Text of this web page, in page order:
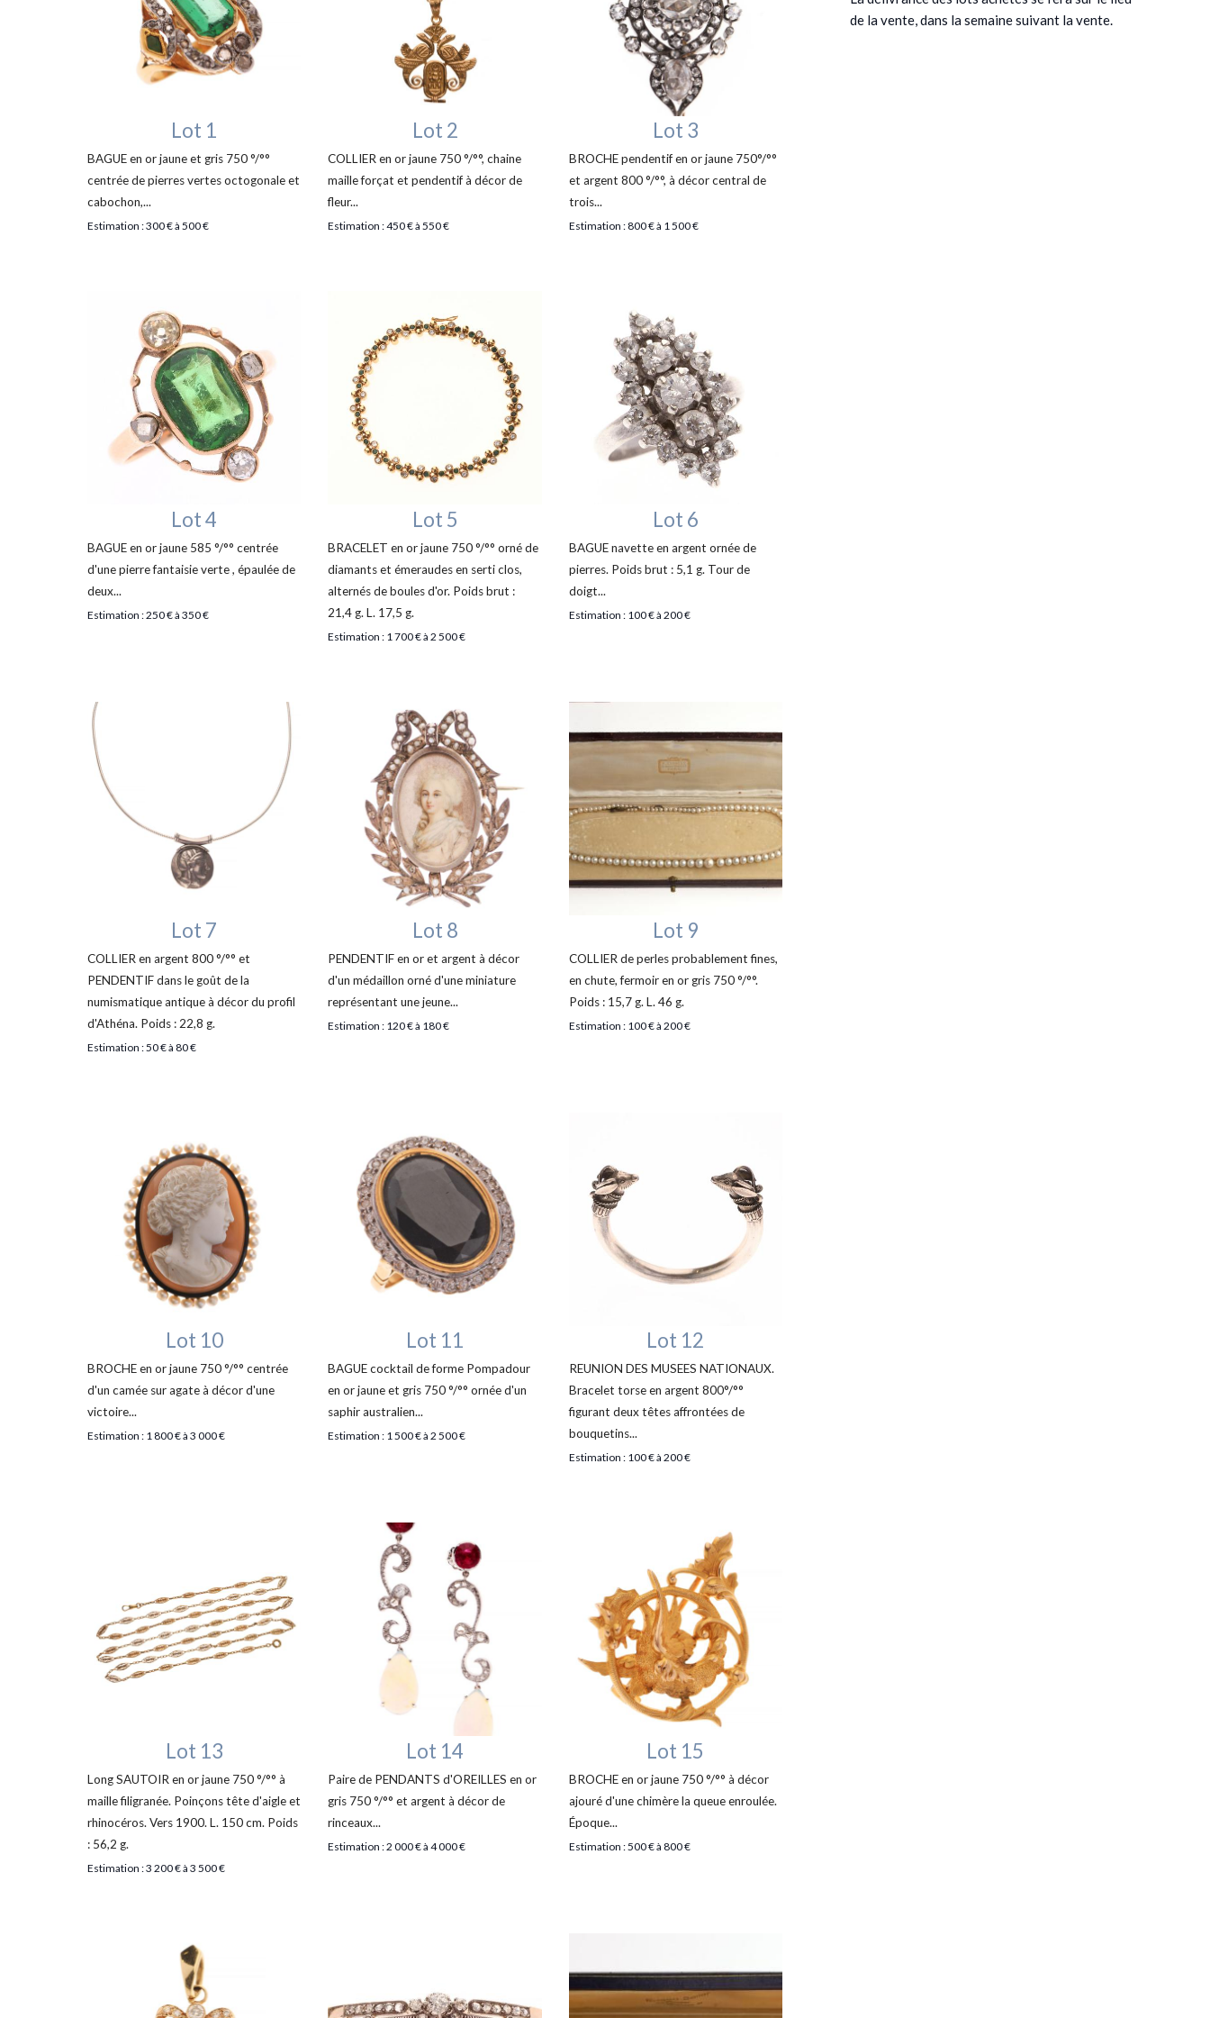
Lot 1
BAGUE en or jaune et gris 750 °/°°
centrée de pierres vertes octogonale et
cabochon,...
Estimation : 300 € à 500 €
Lot 2
COLLIER en or jaune 750 °/°°, chaine
maille forçat et pendentif à décor de
fleur...
Estimation : 450 € à 550 €
Lot 3
BROCHE pendentif en or jaune 750°/°°
et argent 800 °/°°, à décor central de
trois...
Estimation : 800 € à 1 500 €
Lot 4
BAGUE en or jaune 585 °/°° centrée
d'une pierre fantaisie verte , épaulée de
deux...
Estimation : 250 € à 350 €
Lot 5
BRACELET en or jaune 750 °/°° orné de
diamants et émeraudes en serti clos,
alternés de boules d'or. Poids brut :
21,4 g. L. 17,5 g.
Estimation : 1 700 € à 2 500 €
Lot 6
BAGUE navette en argent ornée de
pierres. Poids brut : 5,1 g. Tour de
doigt...
Estimation : 100 € à 200 €
Lot 7
COLLIER en argent 800 °/°° et
PENDENTIF dans le goût de la
numismatique antique à décor du profil
d'Athéna. Poids : 22,8 g.
Estimation : 50 € à 80 €
Lot 8
PENDENTIF en or et argent à décor
d'un médaillon orné d'une miniature
représentant une jeune...
Estimation : 120 € à 180 €
Lot 9
COLLIER de perles probablement fines,
en chute, fermoir en or gris 750 °/°°.
Poids : 15,7 g. L. 46 g.
Estimation : 100 € à 200 €
Lot 10
BROCHE en or jaune 750 °/°° centrée
d'un camée sur agate à décor d'une
victoire...
Estimation : 1 800 € à 3 000 €
Lot 11
BAGUE cocktail de forme Pompadour
en or jaune et gris 750 °/°° ornée d'un
saphir australien...
Estimation : 1 500 € à 2 500 €
Lot 12
REUNION DES MUSEES NATIONAUX.
Bracelet torse en argent 800°/°°
figurant deux têtes affrontées de
bouquetins...
Estimation : 100 € à 200 €
Lot 13
Long SAUTOIR en or jaune 750 °/°° à
maille filigranée. Poinçons tête d'aigle et
rhinocéros. Vers 1900. L. 150 cm. Poids
: 56,2 g.
Estimation : 3 200 € à 3 500 €
Lot 14
Paire de PENDANTS d'OREILLES en or
gris 750 °/°° et argent à décor de
rinceaux...
Estimation : 2 000 € à 4 000 €
Lot 15
BROCHE en or jaune 750 °/°° à décor
ajouré d'une chimère la queue enroulée.
Époque...
Estimation : 500 € à 800 €
de la vente, dans la semaine suivant la vente.